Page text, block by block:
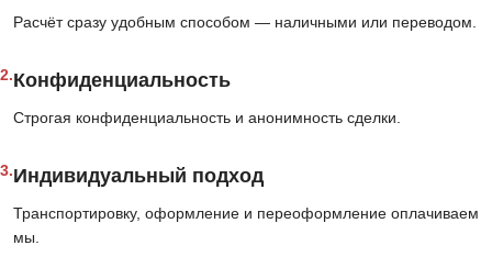
Расчёт сразу удобным способом — наличными или переводом.
2.Конфиденциальность
Строгая конфиденциальность и анонимность сделки.
3.Индивидуальный подход
Транспортировку, оформление и переоформление оплачиваем
мы.